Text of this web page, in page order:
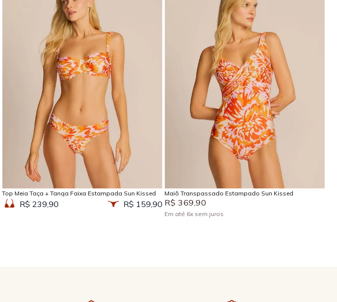
Adicionar na sacola
Top Meia Taça + Tanga Faixa Estampada Sun Kissed
R$ 239,90 R$ 159,90
M G GG
Adicionar na sacola
Maiô Transpassado Estampado Sun Kissed
R$ 369 ,90
Em até 6x sem juros